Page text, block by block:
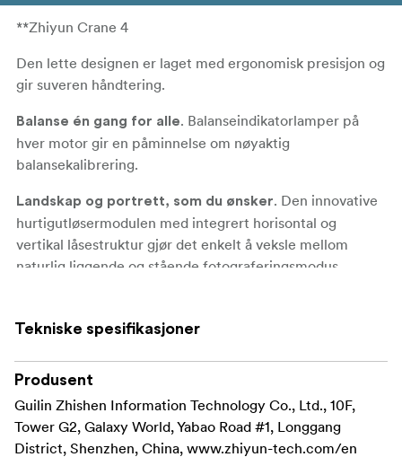
**Zhiyun Crane 4
Den lette designen er laget med ergonomisk presisjon og
gir suveren håndtering.
Balanse én gang for alle. Balanseindikatorlamper på
hver motor gir en påminnelse om nøyaktig
balansekalibrering.
Landskap og portrett, som du ønsker. Den innovative
hurtigutløsermodulen med integrert horisontal og
vertikal låsestruktur gjør det enkelt å veksle mellom
naturlig liggende og stående fotograferingsmodus.
slyngegrep gir mer presis kontroll
i kombinasjonsversjonen) som støtter finjustering av
vinkelen, reduserer fotograferingstrettheten betydelig
og gir deg mer presis bevegelseskontroll.
Tekniske spesifikasjoner
Produsent
Guilin Zhishen Information Technology Co., Ltd., 10F,
Tower G2, Galaxy World, Yabao Road #1, Longgang
District, Shenzhen, China, www.zhiyun-tech.com/en